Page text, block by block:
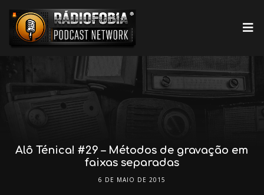
Alô Ténica! #29 – Métodos de gravação em
faixas separadas
6 DE MAIO DE 2015